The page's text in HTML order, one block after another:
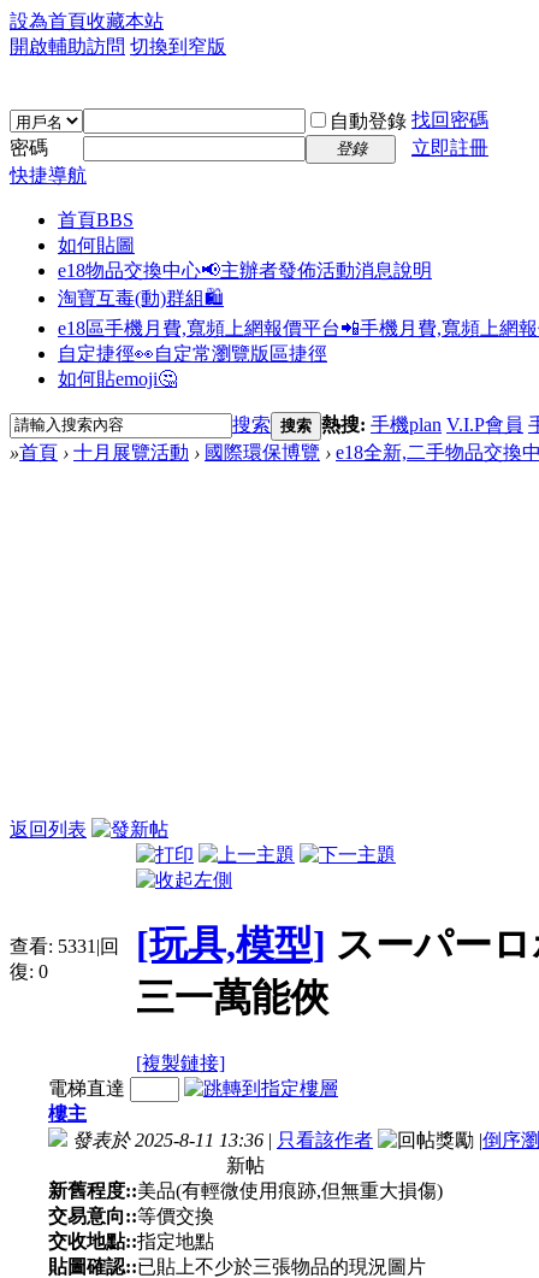
設為首頁收藏本站
開啟輔助訪問 切換到窄版
自動登錄 找回密碼
密碼
登錄
立即註冊
快捷導航
首頁BBS
如何貼圖
e18物品交換中心📢主辦者發佈活動消息說明
淘寶互毒(動)群組🛍️
e18區手機月費,寬頻上網報價平台📲手機月費,寬頻上網
自定捷徑👀自定常瀏覽版區捷徑
如何貼emoji🤔
搜索 搜索 熱搜: 手機plan V.I.P會員
»首頁 › 十月展覽活動 › 國際環保博覽 › e18全新,二手物品交換
返回列表
查看: 5331 |回
復: 0
[玩具,模型] スーパー
三一萬能俠
[複製鏈接]
電梯直達
樓主
發表於 2025-8-11 13:36 | 只看該作者 |倒序
新帖
新舊程度::美品(有輕微使用痕跡,但無重大損傷)
交易意向::等價交換
交收地點::指定地點
貼圖確認::已貼上不少於三張物品的現況圖片